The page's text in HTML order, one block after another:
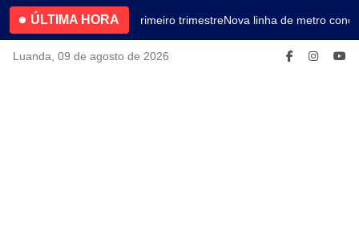
ÚLTIMA HORA4.2% no primeiro trimestreNova linha de metro
Luanda, 09 de agosto de 2026